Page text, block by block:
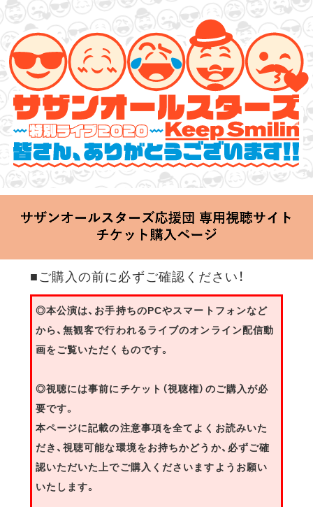
サザンオールスターズ 特別ライブ 2020
「Keep Smilin’～皆さん、ありがとうございます!!～」
2020.06.25 Thu 20:00 Start at 横浜アリーナ
■ご購入の前に必ずご確認ください！
◎本公演は、お手持ちのPCやスマートフォンなど
から、無観客で行われるライブのオンライン配信動
画をご覧いただくものです。
◎視聴には事前にチケット（視聴権）のご購入が必
要です。
本ページに記載の注意事項を全てよくお読みいた
だき、視聴可能な環境をお持ちかどうか、必ずご確
認いただいた上でご購入くださいますようお願い
いたします。